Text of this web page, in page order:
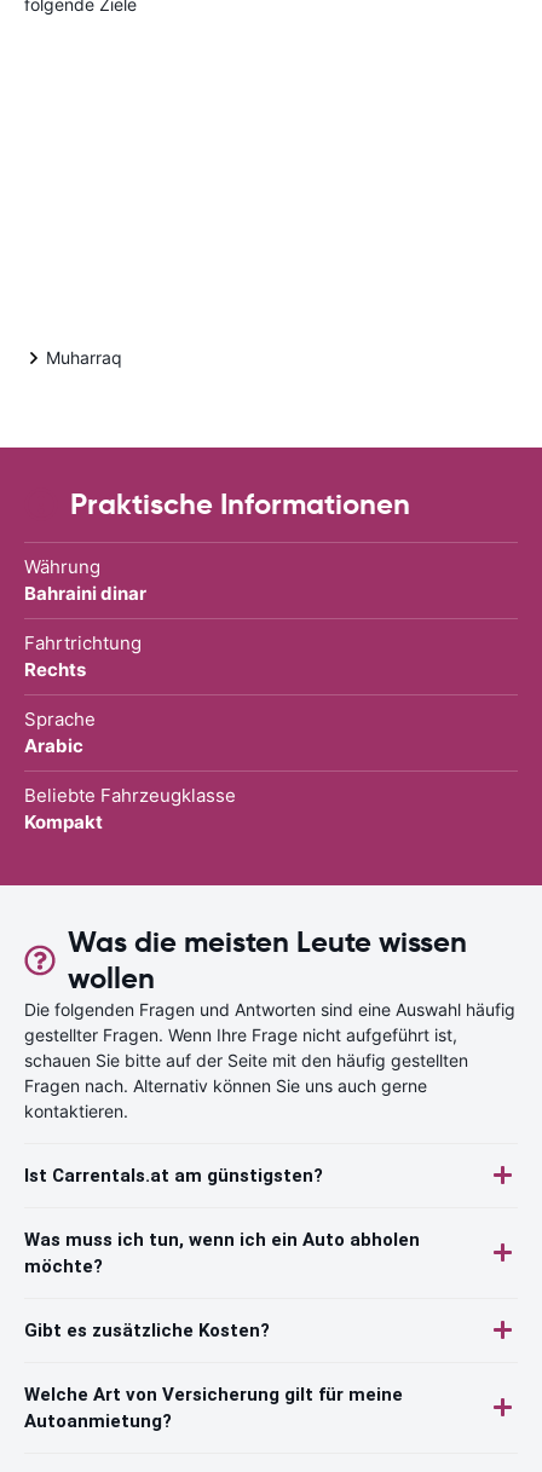
Muharraq
Praktische Informationen
Währung
Bahraini dinar
Fahrtrichtung
Rechts
Sprache
Arabic
Beliebte Fahrzeugklasse
Kompakt
Was die meisten Leute wissen
wollen
Die folgenden Fragen und Antworten sind eine Auswahl häufig
gestellter Fragen. Wenn Ihre Frage nicht aufgeführt ist,
schauen Sie bitte auf der Seite mit den häufig gestellten
Fragen nach. Alternativ können Sie uns auch gerne
kontaktieren.
Ist Carrentals.at am günstigsten?
Was muss ich tun, wenn ich ein Auto abholen
möchte?
Gibt es zusätzliche Kosten?
Welche Art von Versicherung gilt für meine
Autoanmietung?